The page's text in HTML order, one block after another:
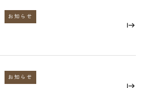
お知らせ
お知らせ